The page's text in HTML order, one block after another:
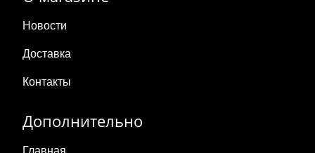
Новости
Доставка
Контакты
Дополнительно